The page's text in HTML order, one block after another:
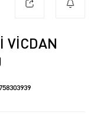
VICDAN